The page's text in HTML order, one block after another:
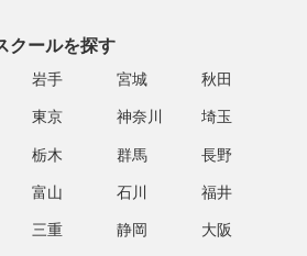
クールを探す
岩手 宮城 秋田
東京 神奈川 埼玉
栃木 群馬 長野
富山 石川 福井
三重 静岡 大阪